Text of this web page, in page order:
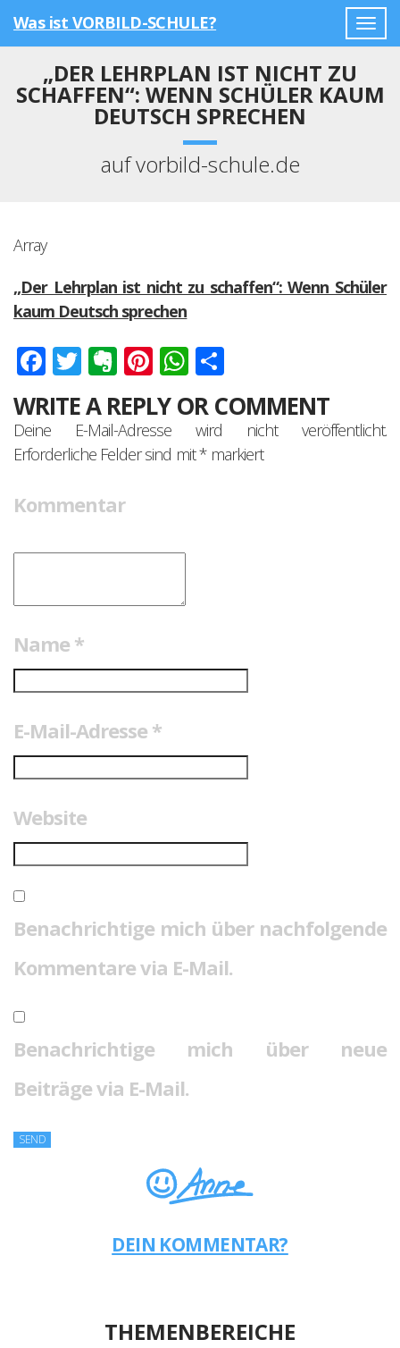
Was ist VORBILD-SCHULE?
„DER LEHRPLAN IST NICHT ZU
SCHAFFEN“: WENN SCHÜLER KAUM
DEUTSCH SPRECHEN
auf vorbild-schule.de
Array
„Der Lehrplan ist nicht zu schaffen“: Wenn Schüler
kaum Deutsch sprechen
Facebook
Twitter
Evernote
Pinterest
WhatsApp
WRITE A REPLY OR COMMENT
Deine E-Mail-Adresse wird nicht veröffentlicht.
Erforderliche Felder sind mit*markiert
Kommentar
Name *
E-Mail-Adresse *
Website
Benachrichtige mich über nachfolgende
Kommentare via E-Mail.
Benachrichtige mich über neue
Beiträge via E-Mail.
DEIN KOMMENTAR?
THEMENBEREICHE